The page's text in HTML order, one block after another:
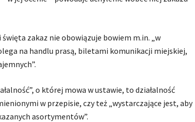
zakaz nie obowiązuje bowiem m.in. „w
na handlu prasą, biletami komunikacji miejskiej,
o której mowa w ustawie, to działalność
w przepisie, czy też „wystarczające jest, aby
asortymentów”.